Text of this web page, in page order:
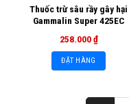
Thuốc trừ sâu rầy gây hại
Gammalin Super 425EC
258.000₫
ĐẶT HÀNG